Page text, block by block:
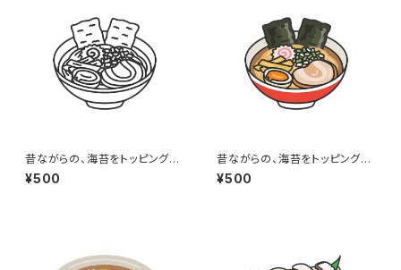
昔ながらの、海苔をトッピングし
た醤油ラーメン（線画）のイラス
ト
¥500
昔ながらの、海苔をトッピングし
た醤油ラーメン（線画カラー）の
イラスト
¥500